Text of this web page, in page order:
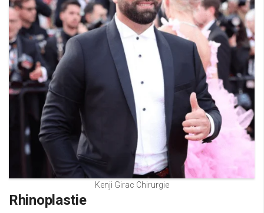
Kenji Girac Chirurgie
Rhinoplastie